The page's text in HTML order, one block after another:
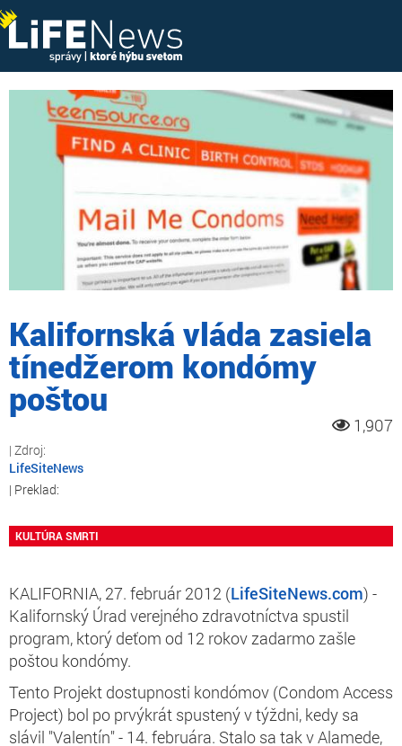
Kalifornská vláda zasiela
tínedžerom kondómy
poštou
1,907
LifeSiteNews
KULTÚRA SMRTI
KALIFORNIA, 27. február 2012 (LifeSiteNews.com) -
Kalifornský Úrad verejného zdravotníctva spustil
program, ktorý deťom od 12 rokov zadarmo zašle
poštou kondómy.
Tento Projekt dostupnosti kondómov (Condom Access
Project) bol po prvýkrát spustený v týždni, kedy sa
slávil "Valentín" - 14. februára. Stalo sa tak v Alamede,